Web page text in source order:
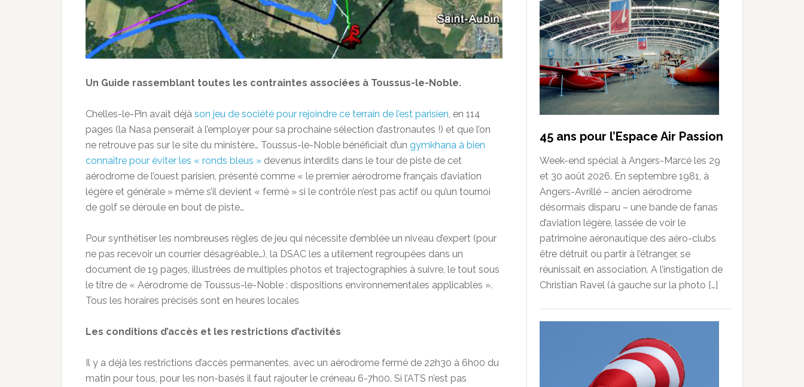
Un Guide rassemblant toutes les contraintes associées à Toussus-le-Noble.
Chelles-le-Pin avait déjà son jeu de société pour rejoindre ce terrain de l’est parisien, en 114
pages (la Nasa penserait à l’employer pour sa prochaine sélection d’astronautes !) et que l’on
ne retrouve pas sur le site du ministère… Toussus-le-Noble bénéficiait d’un gymkhana à bien
connaître pour éviter les « ronds bleus » devenus interdits dans le tour de piste de cet
aérodrome de l’ouest parisien, présenté comme « le premier aérodrome français d’aviation
légère et générale » même s’il devient « fermé » si le contrôle n’est pas actif ou qu’un tournoi
de golf se déroule en bout de piste…
Pour synthétiser les nombreuses règles de jeu qui nécessite d’emblée un niveau d’expert (pour
ne pas recevoir un courrier désagréable…), la DSAC les a utilement regroupées dans un
document de 19 pages, illustrées de multiples photos et trajectographies à suivre, le tout sous
le titre de « Aérodrome de Toussus-le-Noble : dispositions environnementales applicables ».
Tous les horaires précisés sont en heures locales
Les conditions d’accès et les restrictions d’activités
Il y a déjà les restrictions d’accès permanentes, avec un aérodrome fermé de 22h30 à 6h00 du
matin pour tous, pour les non-basés il faut rajouter le créneau 6-7h00. Si l’ATS n’est pas
45 ans pour l’Espace Air Passion
Week-end spécial à Angers-Marcé les 29
et 30 août 2026. En septembre 1981, à
Angers-Avrillé – ancien aérodrome
désormais disparu – une bande de fanas
d’aviation légère, lassée de voir le
patrimoine aéronautique des aéro-clubs
être détruit ou partir à l’étranger, se
réunissait en association. A l’instigation de
Christian Ravel (à gauche sur la photo […]